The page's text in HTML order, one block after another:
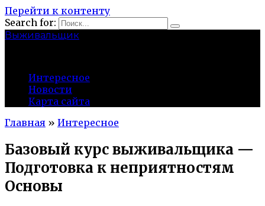
Перейти к контенту
Search for:
Выживальщик
Интересное
Новости
Карта сайта
Главная » Интересное
Базовый курс выживальщика —
Подготовка к неприятностям
Основы